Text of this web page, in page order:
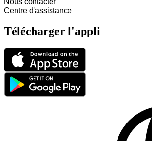
Nous contacter
Centre d'assistance
Télécharger l'appli